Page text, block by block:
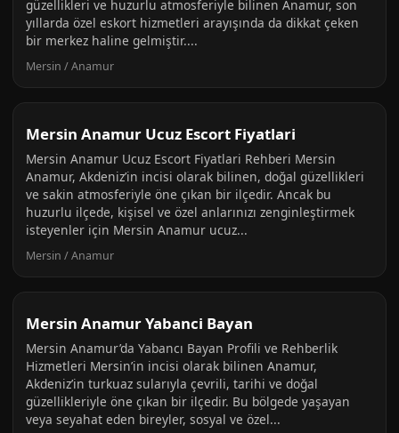
güzellikleri ve huzurlu atmosferiyle bilinen Anamur, son
yıllarda özel eskort hizmetleri arayışında da dikkat çeken
bir merkez haline gelmiştir....
Mersin / Anamur
Mersin Anamur Ucuz Escort Fiyatlari
Mersin Anamur Ucuz Escort Fiyatlari Rehberi Mersin
Anamur, Akdeniz’in incisi olarak bilinen, doğal güzellikleri
ve sakin atmosferiyle öne çıkan bir ilçedir. Ancak bu
huzurlu ilçede, kişisel ve özel anlarınızı zenginleştirmek
isteyenler için Mersin Anamur ucuz...
Mersin / Anamur
Mersin Anamur Yabanci Bayan
Mersin Anamur’da Yabancı Bayan Profili ve Rehberlik
Hizmetleri Mersin’in incisi olarak bilinen Anamur,
Akdeniz’in turkuaz sularıyla çevrili, tarihi ve doğal
güzellikleriyle öne çıkan bir ilçedir. Bu bölgede yaşayan
veya seyahat eden bireyler, sosyal ve özel...